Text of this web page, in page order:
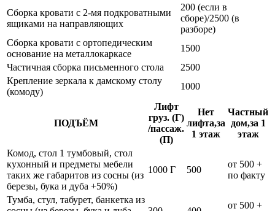
Сборка кровати с 2-мя подкроватными
ящиками на направляющих
200 (если в
сборе)/2500 (в
разборе)
Сборка кровати с ортопедическим
основание на металлокаркасе
1500
Частичная сборка письменного стола
2500
Крепление зеркала к дамскому столу
(комоду)
1000
ПОДЪЁМ
Лифт
груз. (Г)
/пассаж.
(П)
Нет
лифта,за
1 этаж
Частный
дом,за 1
этаж
Комод, стол 1 тумбовый, стол
кухонный и предметы мебели
таких же габаритов из сосны (из
березы, бука и дуба +50%)
1000 Г 500
от 500 +
по факту
Тумба, стул, табурет, банкетка из
от 500 +